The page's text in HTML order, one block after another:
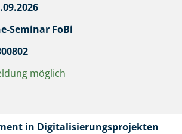
Seminar FoBi
möglich
in Digitalisierungsprojekten